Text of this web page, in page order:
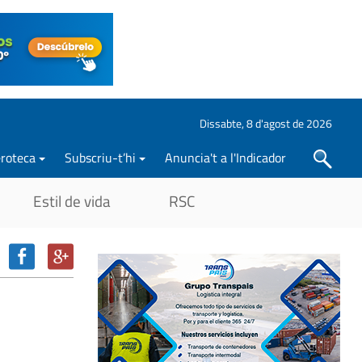
Dissabte, 8 d'agost de 2026
Subscriu-t’hi
Anuncia't a l'Indicador
Cercar
Estil de vida RSC